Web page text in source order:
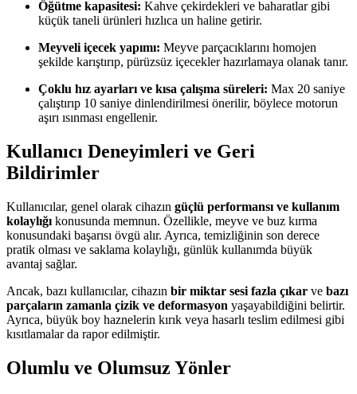
Öğütme kapasitesi: Kahve çekirdekleri ve baharatlar gibi
küçük taneli ürünleri hızlıca un haline getirir.
Meyveli içecek yapımı: Meyve parçacıklarını homojen
şekilde karıştırıp, pürüzsüz içecekler hazırlamaya olanak tanır.
Çoklu hız ayarları ve kısa çalışma süreleri: Max 20 saniye
çalıştırıp 10 saniye dinlendirilmesi önerilir, böylece motorun
aşırı ısınması engellenir.
Kullanıcı Deneyimleri ve Geri
Bildirimler
Kullanıcılar, genel olarak cihazın güçlü performansı ve kullanım
kolaylığı konusunda memnun. Özellikle, meyve ve buz kırma
konusundaki başarısı övgü alır. Ayrıca, temizliğinin son derece
pratik olması ve saklama kolaylığı, günlük kullanımda büyük
avantaj sağlar.
Ancak, bazı kullanıcılar, cihazın bir miktar sesi fazla çıkar ve bazı
parçaların zamanla çizik ve deformasyon yaşayabildiğini belirtir.
Ayrıca, büyük boy haznelerin kırık veya hasarlı teslim edilmesi gibi
kısıtlamalar da rapor edilmiştir.
Olumlu ve Olumsuz Yönler